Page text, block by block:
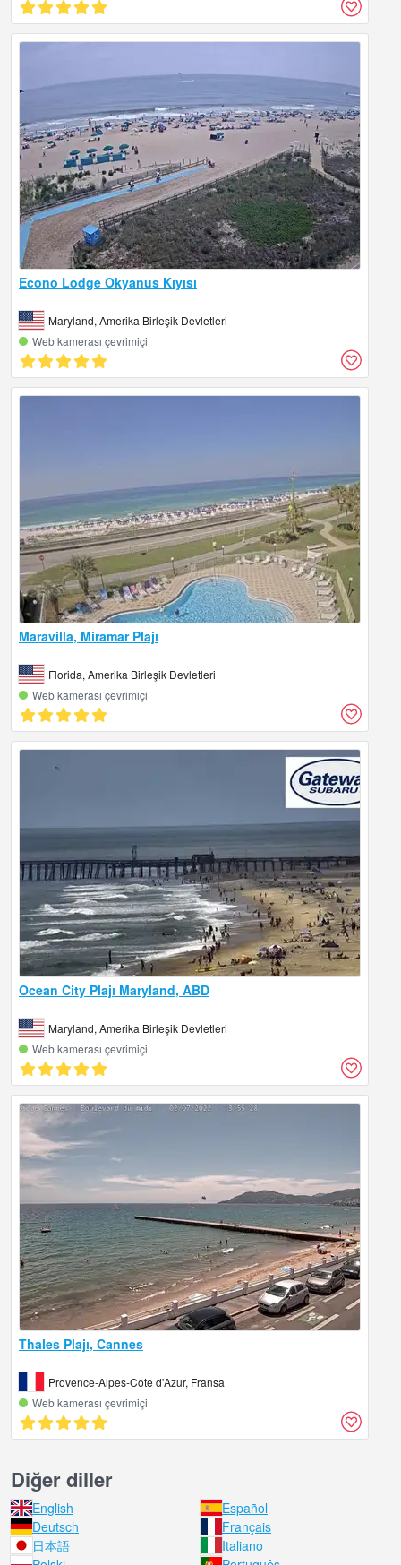
Econo Lodge Okyanus Kıyısı
Maryland, Amerika Birleşik Devletleri
Web kamerası çevrimiçi
Maravilla, Miramar Plajı
Florida, Amerika Birleşik Devletleri
Web kamerası çevrimiçi
Ocean City Plajı Maryland, ABD
Maryland, Amerika Birleşik Devletleri
Web kamerası çevrimiçi
Thales Plajı, Cannes
Provence-Alpes-Cote d'Azur, Fransa
Web kamerası çevrimiçi
Diğer diller
English
Español
Deutsch
Français
日本語
Italiano